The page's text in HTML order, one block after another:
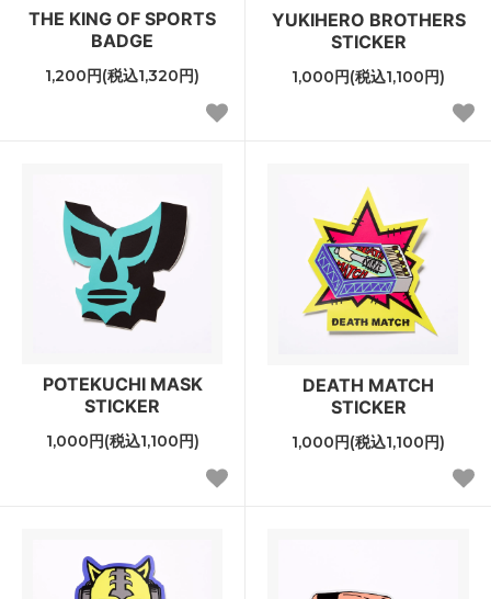
THE KING OF SPORTS
BADGE
1,200円(税込1,320円)
YUKIHERO BROTHERS
STICKER
1,000円(税込1,100円)
POTEKUCHI MASK
STICKER
1,000円(税込1,100円)
DEATH MATCH
STICKER
1,000円(税込1,100円)